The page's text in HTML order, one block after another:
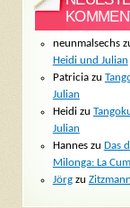
neunmalsechs
Heidi und Julian
Patriciazu
Julian
Heidizu
Julian
Hanneszu Das
Milonga: La
Jörgzu